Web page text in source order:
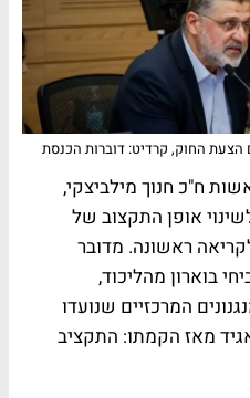
הצעת החוק, קרדיט: דוברות הכנסת
ח"כ חנוך מילביצקי,
אופן התקצוב של
ראשונה. מדובר
בוארון מהליכוד,
המרכזיים שנועדו
מאז הקמתו: התקציב